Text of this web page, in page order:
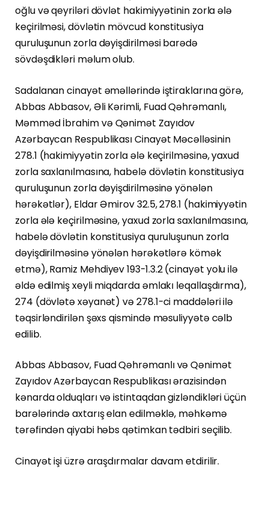
oğlu və qeyriləri dövlət hakimiyyətinin zorla ələ
keçirilməsi, dövlətin mövcud konstitusiya
quruluşunun zorla dəyişdirilməsi barədə
sövdəşdikləri məlum olub.
Sadalanan cinayət əməllərində iştiraklarına görə,
Abbas Abbasov, Əli Kərimli, Fuad Qəhrəmanlı,
Məmməd İbrahim və Qənimət Zayıdov
Azərbaycan Respublikası Cinayət Məcəlləsinin
278.1 (hakimiyyətin zorla ələ keçirilməsinə, yaxud
zorla saxlanılmasına, habelə dövlətin konstitusiya
quruluşunun zorla dəyişdirilməsinə yönələn
hərəkətlər), Eldar Əmirov 32.5, 278.1 (hakimiyyətin
zorla ələ keçirilməsinə, yaxud zorla saxlanılmasına,
habelə dövlətin konstitusiya quruluşunun zorla
dəyişdirilməsinə yönələn hərəkətlərə kömək
etmə), Ramiz Mehdiyev 193-1.3.2 (cinayət yolu ilə
əldə edilmiş xeyli miqdarda əmlakı leqallaşdırma),
274 (dövlətə xəyanət) və 278.1-ci maddələri ilə
təqsirləndirilən şəxs qismində məsuliyyətə cəlb
edilib.
Abbas Abbasov, Fuad Qəhrəmanlı və Qənimət
Zayıdov Azərbaycan Respublikası ərazisindən
kənarda olduqları və istintaqdan gizləndikləri üçün
barələrində axtarış elan edilməklə, məhkəmə
tərəfindən qiyabi həbs qətimkan tədbiri seçilib.
Cinayət işi üzrə araşdırmalar davam etdirilir.